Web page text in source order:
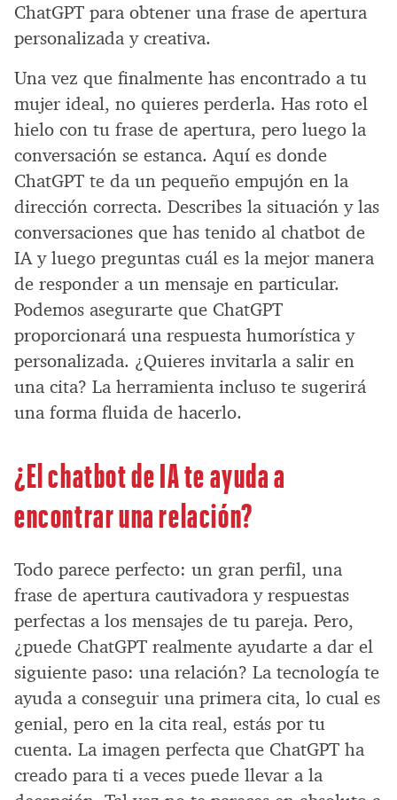
ChatGPT para obtener una frase de apertura
personalizada y creativa.
Una vez que finalmente has encontrado a tu
mujer ideal, no quieres perderla. Has roto el
hielo con tu frase de apertura, pero luego la
conversación se estanca. Aquí es donde
ChatGPT te da un pequeño empujón en la
dirección correcta. Describes la situación y las
conversaciones que has tenido al chatbot de
IA y luego preguntas cuál es la mejor manera
de responder a un mensaje en particular.
Podemos asegurarte que ChatGPT
proporcionará una respuesta humorística y
personalizada. ¿Quieres invitarla a salir en
una cita? La herramienta incluso te sugerirá
una forma fluida de hacerlo.
¿El chatbot de IA te ayuda a
encontrar una relación?
Todo parece perfecto: un gran perfil, una
frase de apertura cautivadora y respuestas
perfectas a los mensajes de tu pareja. Pero,
¿puede ChatGPT realmente ayudarte a dar el
siguiente paso: una relación? La tecnología te
ayuda a conseguir una primera cita, lo cual es
genial, pero en la cita real, estás por tu
cuenta. La imagen perfecta que ChatGPT ha
creado para ti a veces puede llevar a la